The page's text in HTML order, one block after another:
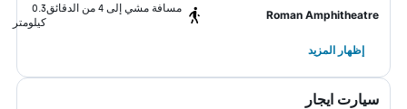
Roman Amphitheatre
مسافة مشي إلى 4 من الدقائق
0.3
كيلومتر
إظهار المزيد
سيارت ايجار